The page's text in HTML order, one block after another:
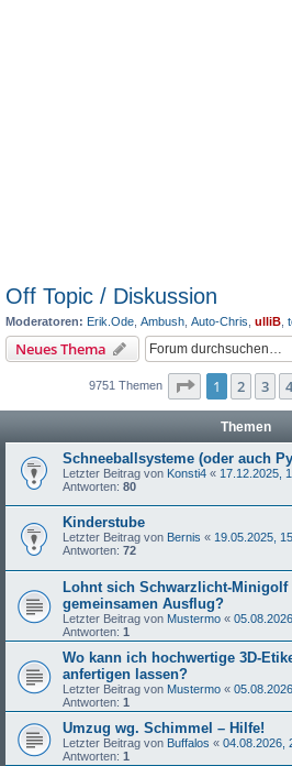
Off Topic / Diskussion
Moderatoren: Erik.Ode Ambush Auto-Chris ulliB
Neues Thema
9751 Themen Seite 1von
1 2 3 4
Themen
Schneeballsysteme (oder auch
Letzter Beitrag von Konsti4 « 17.12.2025,
Antworten: 80
Kinderstube
Letzter Beitrag von Bernis « 19.05.2025,
Antworten: 72
Lohnt sich Schwarzlicht-
gemeinsamen Ausflug?
Letzter Beitrag von Mustermo «
Antworten: 1
Wo kann ich hochwertige 3D-
anfertigen lassen?
Letzter Beitrag von Mustermo «
Antworten: 1
Umzug wg. Schimmel – Hilfe!
Letzter Beitrag von Buffalos « 04.08.2026,
Antworten: 1